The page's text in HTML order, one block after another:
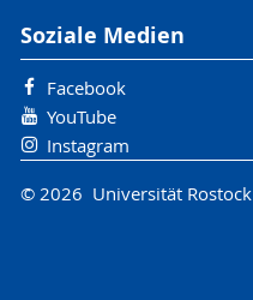
Soziale Medien
Facebook
YouTube
Instagram
© 2026 Universität Rostock